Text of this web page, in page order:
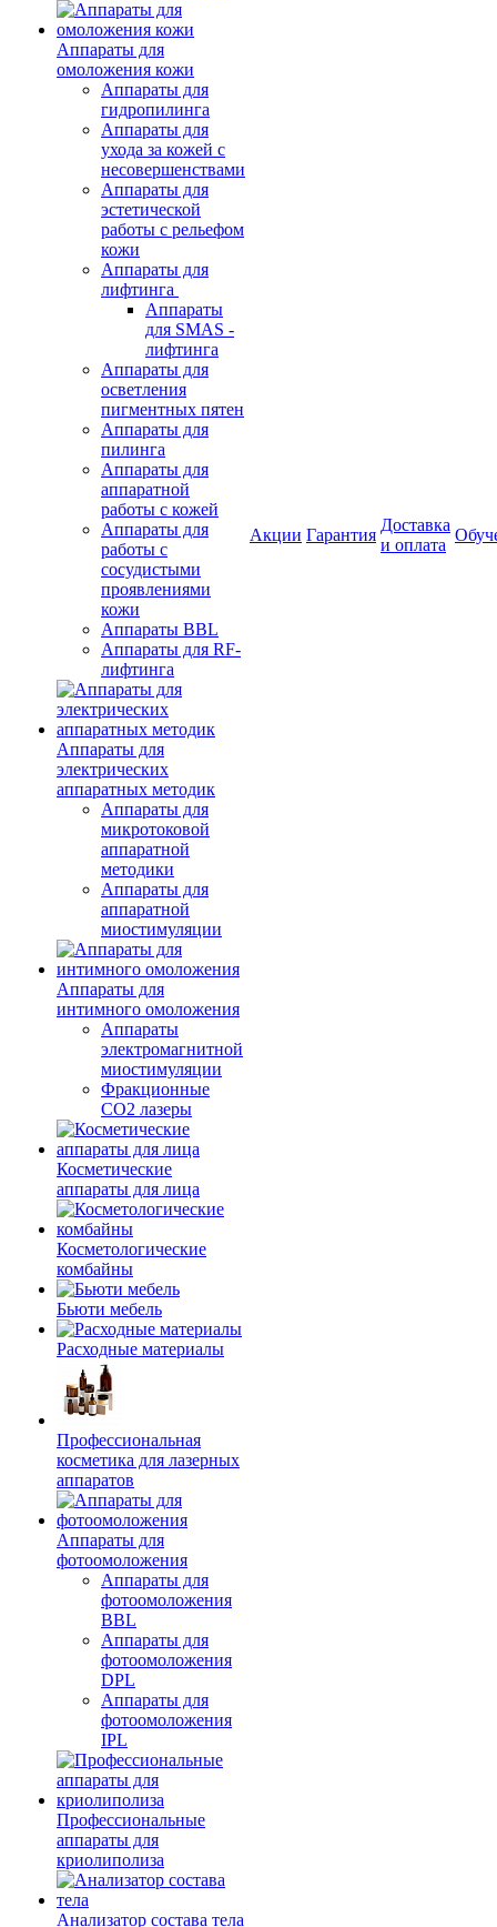
Аппараты для
омоложения кожи
Аппараты для
гидропилинга
Аппараты для
ухода за кожей с
несовершенствами
Аппараты для
эстетической
работы с рельефом
кожи
Аппараты для
лифтинга
Аппараты
для SMAS -
лифтинга
Аппараты для
осветления
пигментных пятен
Аппараты для
пилинга
Аппараты для
аппаратной
работы с кожей
Аппараты для
работы с
сосудистыми
проявлениями
кожи
Аппараты BBL
Аппараты для RF-
лифтинга
Аппараты для
электрических
аппаратных методик
Аппараты для
микротоковой
аппаратной
методики
Аппараты для
аппаратной
миостимуляции
Аппараты для
интимного омоложения
Аппараты
электромагнитной
миостимуляции
Фракционные
CO2 лазеры
Косметические
аппараты для лица
Косметологические
комбайны
Бьюти мебель
Расходные материалы
Профессиональная
косметика для лазерных
аппаратов
Аппараты для
фотоомоложения
Аппараты для
фотоомоложения
BBL
Аппараты для
фотоомоложения
DPL
Аппараты для
фотоомоложения
IPL
Профессиональные
аппараты для
криолиполиза
Анализатор состава тела
Акции Гарантия
Доставка
и оплата